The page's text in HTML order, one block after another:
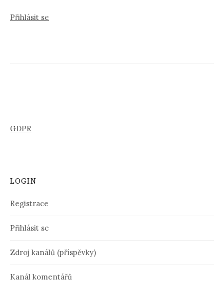
Přihlásit se
GDPR
LOGIN
Registrace
Přihlásit se
Zdroj kanálů (příspěvky)
Kanál komentářů